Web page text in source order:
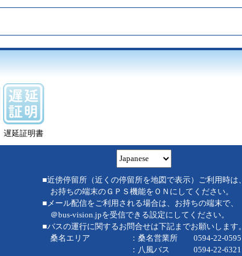
遅延証明書
■近傍停留所（近くの停留所を地図で表示）ご利用時は、
お持ちの端末のＧＰＳ機能をＯＮにしてください。
■メール配信をご利用される場合は、お持ちの端末で、
＠bus-vision.jpを受信できる設定にしてください。
■バスの運行に関するお問合せは下記までお願いします。
桑名エリア ：桑名営業所 0594-22-0595
：八風バス 0594-22-6321